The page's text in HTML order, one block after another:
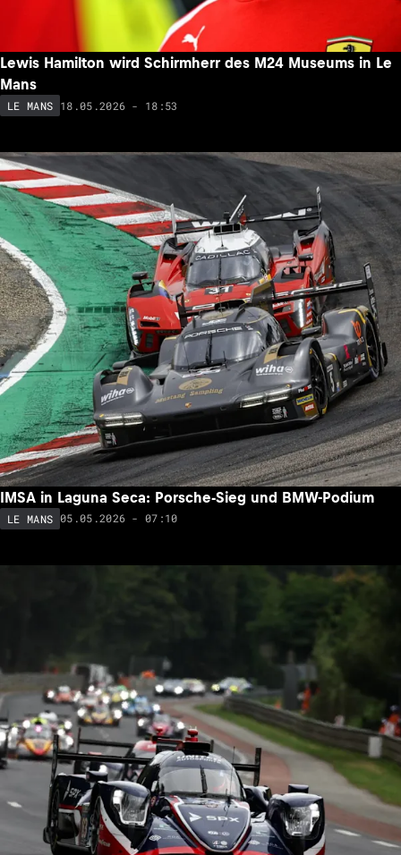
Lewis Hamilton wird Schirmherr des M24 Museums in Le
Mans
LE MANS 18.05.2026 - 18:53
IMSA in Laguna Seca: Porsche-Sieg und BMW-Podium
LE MANS 05.05.2026 - 07:10